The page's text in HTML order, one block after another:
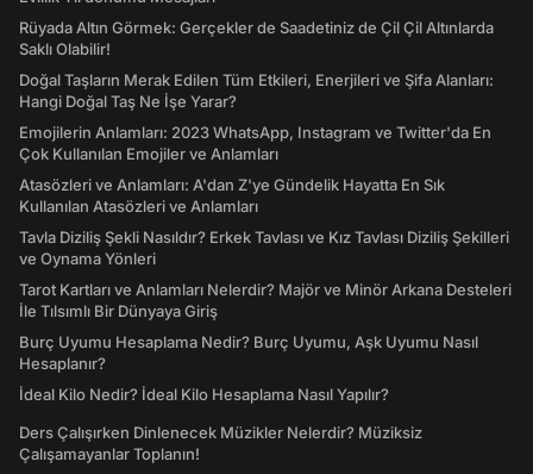
Rüyada Altın Görmek: Gerçekler de Saadetiniz de Çil Çil Altınlarda
Saklı Olabilir!
Doğal Taşların Merak Edilen Tüm Etkileri, Enerjileri ve Şifa Alanları:
Hangi Doğal Taş Ne İşe Yarar?
Emojilerin Anlamları: 2023 WhatsApp, Instagram ve Twitter'da En
Çok Kullanılan Emojiler ve Anlamları
Atasözleri ve Anlamları: A'dan Z'ye Gündelik Hayatta En Sık
Kullanılan Atasözleri ve Anlamları
Tavla Diziliş Şekli Nasıldır? Erkek Tavlası ve Kız Tavlası Diziliş Şekilleri
ve Oynama Yönleri
Tarot Kartları ve Anlamları Nelerdir? Majör ve Minör Arkana Desteleri
İle Tılsımlı Bir Dünyaya Giriş
Burç Uyumu Hesaplama Nedir? Burç Uyumu, Aşk Uyumu Nasıl
Hesaplanır?
İdeal Kilo Nedir? İdeal Kilo Hesaplama Nasıl Yapılır?
Ders Çalışırken Dinlenecek Müzikler Nelerdir? Müziksiz
Çalışamayanlar Toplanın!